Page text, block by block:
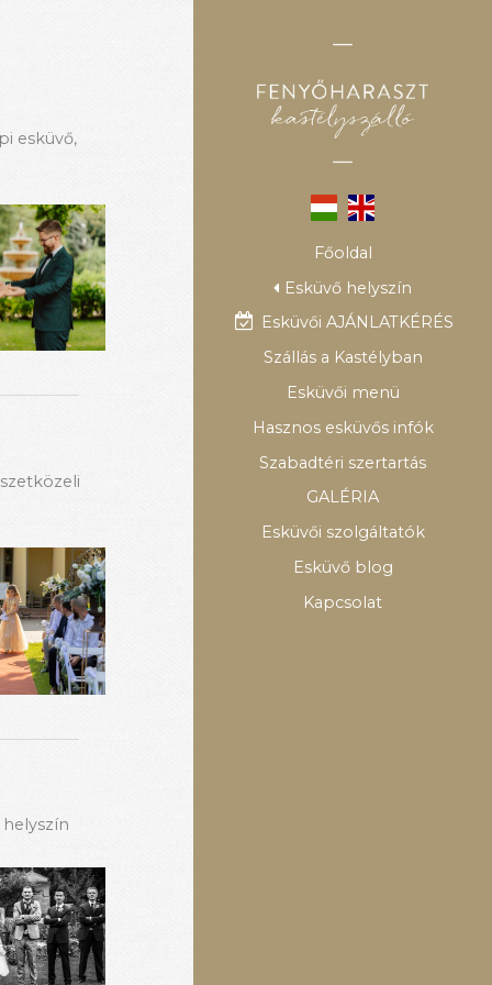
Főoldal
Esküvő helyszín
Esküvői AJÁNLATKÉRÉS
Szállás a Kastélyban
Esküvői menü
Hasznos esküvős infók
Szabadtéri szertartás
GALÉRIA
Esküvői szolgáltatók
Esküvő blog
Kapcsolat
esküvő,